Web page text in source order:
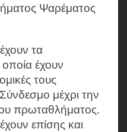
Ψαρέματος
τα
έχουν
τους
μέχρι την
πρωταθλήματος.
επίσης και